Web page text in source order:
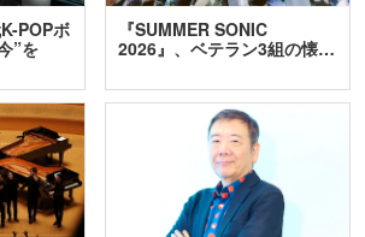
POPボ
”を
『SUMMER SONIC
2026』、ベテラン3組の懐…